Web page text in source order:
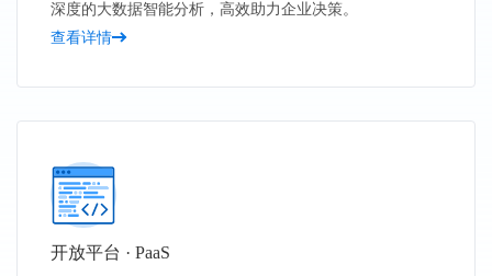
深度的大数据智能分析，高效助力企业决策。
查看详情
开放平台 · PaaS